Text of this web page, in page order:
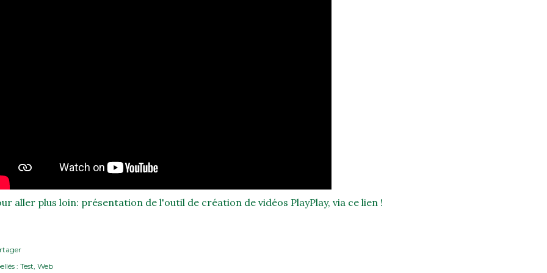
aller plus loin: présentation de l'outil de création de vidéos PlayPlay, via ce lien !
: Test Web